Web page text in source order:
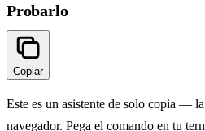
Probarlo
Copiar
Este es un asistente de solo copia —
navegador. Pega el comando en tu